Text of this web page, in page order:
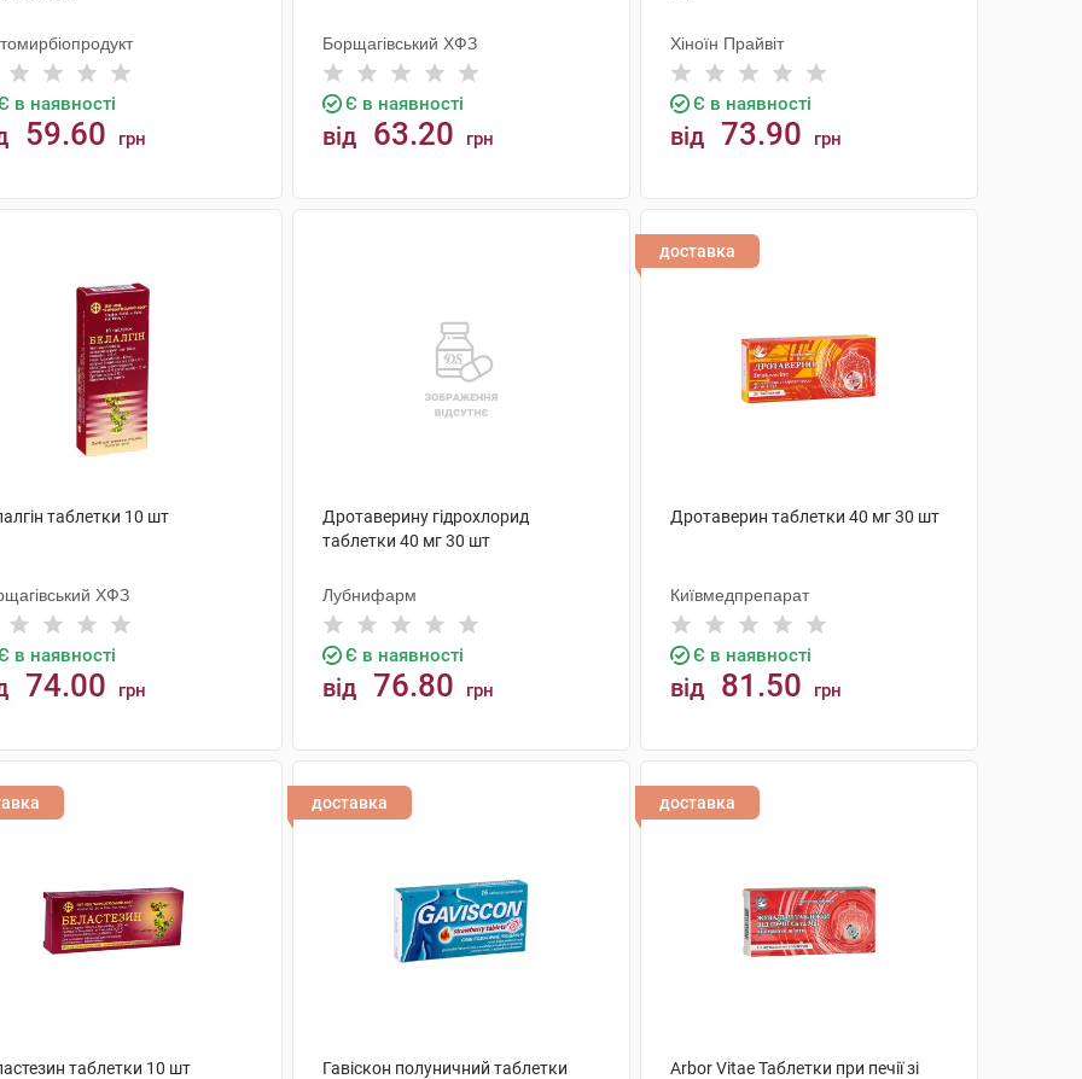
в наявності
59.60 грн
Борщагівський ХФЗ
Є в наявності
від 63.20 грн
Хіноїн Прайвіт
Є в наявності
від 73.90 грн
таблетки 10 шт
ХФЗ
в наявності
74.00 грн
Дротаверину гідрохлорид
таблетки 40 мг 30 шт
Лубнифарм
Є в наявності
від 76.80 грн
доставка
Дротаверин таблетки 40 мг 30 шт
Київмедпрепарат
Є в наявності
від 81.50 грн
таблетки 10 шт
доставка
Гавіскон полуничний таблетки
доставка
Arbor Vitae Таблетки при печії зі